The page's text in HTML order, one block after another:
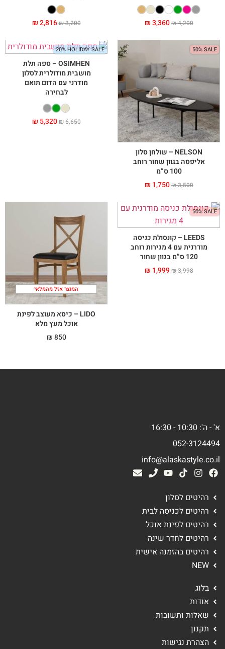
₪4,200
₪3,360
₪3,200
₪2,816
50% SALE
NELSON – שולחן סלון
אליפסה בגוון שחור רוחב
100 ס”מ
₪3,500
₪ 1,750
20% HOLIDAY SALE
OSIMHEN – ספה תלת
מושבית מודולרית לסלון
מודרני עם הדום תואם
לבחירה
₪6,650
₪ 5,320
50% SALE
LEEDS – קונסולת כניסה
מודרנית עם 4 מגירות רוחב
120 ס”מ בגוון שחור
₪3,998
₪ 1,999
המוצר אזל מהמלאי
LIDO – כיסא מעוצב לפינת
אוכל מעץ מלא
₪850
א' - ה': 10:30 - 16:30
052-3124494
info@alaskastyle.co.il
רהיטים לסלון
רהיטים לכניסה לבית
רהיטים לפינת אוכל
רהיטים לחדר שינה
רהיטים בהזמנה אישית
NEW
בלוג
אודות
שאלות ותשובות
תקנון
הצהרת נגישות